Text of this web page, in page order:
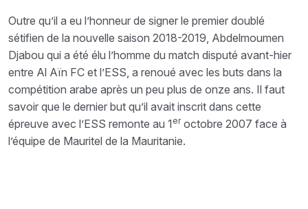
Outre qu’il a eu l’honneur de signer le premier doublé
sétifien de la nouvelle saison 2018-2019, Abdelmoumen
Djabou qui a été élu l’homme du match disputé avant-hier
entre Al Aïn FC et l’ESS, a renoué avec les buts dans la
compétition arabe après un peu plus de onze ans. Il faut
savoir que le dernier but qu’il avait inscrit dans cette
épreuve avec l’ESS remonte au 1 eroctobre 2007 face à
l’équipe de Mauritel de la Mauritanie.